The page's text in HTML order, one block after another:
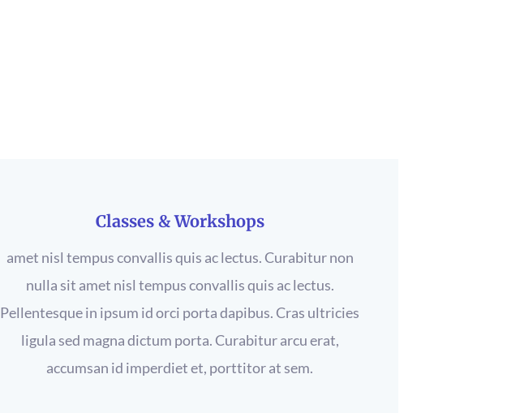
Classes & Workshops
amet nisl tempus convallis quis ac lectus. Curabitur non
nulla sit amet nisl tempus convallis quis ac lectus.
Pellentesque in ipsum id orci porta dapibus. Cras ultricies
ligula sed magna dictum porta. Curabitur arcu erat,
accumsan id imperdiet et, porttitor at sem.